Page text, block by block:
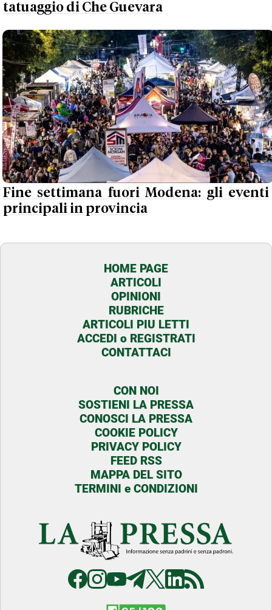
tatuaggio di Che Guevara
Fine settimana fuori Modena: gli eventi
principali in provincia
HOME PAGE
ARTICOLI
OPINIONI
RUBRICHE
ARTICOLI PIU LETTI
ACCEDI o REGISTRATI
CONTATTACI
CON NOI
SOSTIENI LA PRESSA
CONOSCI LA PRESSA
COOKIE POLICY
PRIVACY POLICY
FEED RSS
MAPPA DEL SITO
TERMINI e CONDIZIONI